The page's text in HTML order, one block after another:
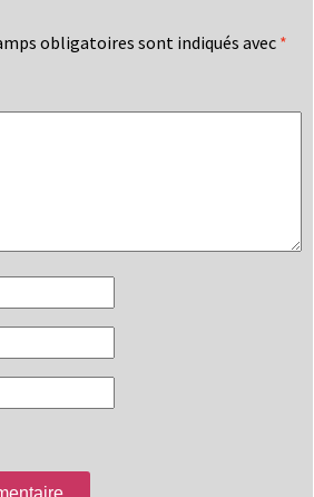
obligatoires sont indiqués avec *